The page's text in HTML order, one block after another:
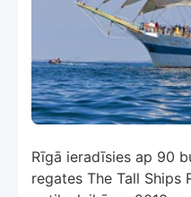
Rīgā ieradīsies ap 90
regates The Tall Ships